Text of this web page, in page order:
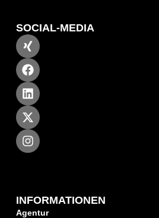
INFORMATIONEN
Agentur
SOCIAL-MEDIA